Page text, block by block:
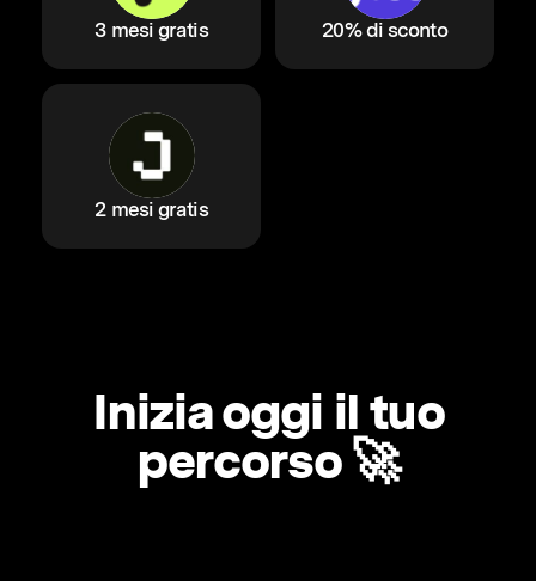
3 mesi gratis 20% di sconto
2 mesi gratis
Inizia oggi il tuo
percorso 🚀